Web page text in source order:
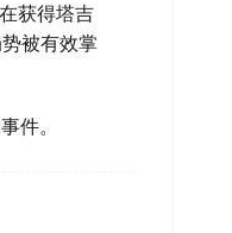
获得塔吉
被有效掌
件。